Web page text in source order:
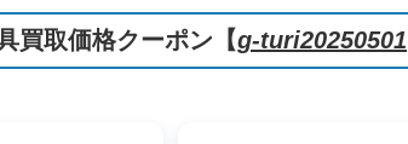
買取価格クーポン【g-turi20250501